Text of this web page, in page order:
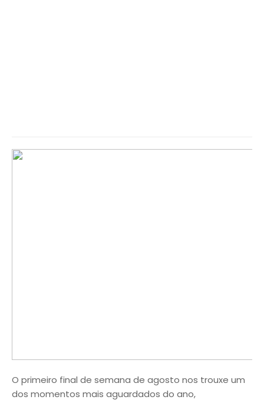
O primeiro final de semana de agosto nos trouxe um
dos momentos mais aguardados do ano,